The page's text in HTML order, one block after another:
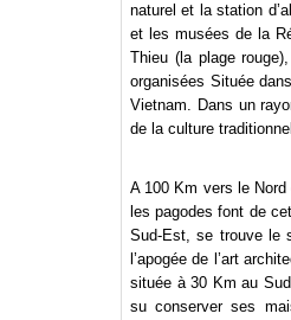
naturel et la station
et les musées de la
Thieu (la plage
organisées Située
Vietnam. Dans un
de la culture
A 100 Km vers le
les pagodes font de
Sud-Est, se trouve le
l’apogée de l’art
située à 30 Km au
su conserver ses